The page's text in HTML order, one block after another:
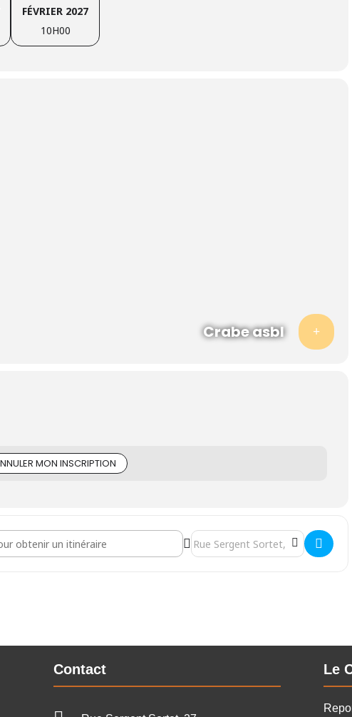
FÉVRIER 2027
10H00
Crabe asbl
MON INSCRIPTION
- Formation "Cultive ton projet" []Destination Address - Séance
Contact Le